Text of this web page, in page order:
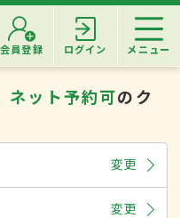
会員登録 ログイン メニュー
ネット予約可のク
変更
変更